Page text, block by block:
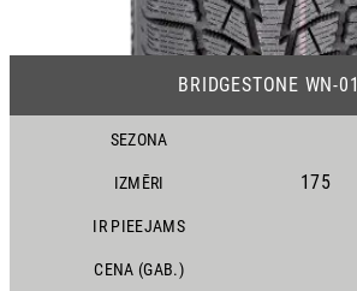
BRIDGESTONE WN-01
SEZONA
IZMĒRI 175
IR PIEEJAMS
CENA (GAB.)